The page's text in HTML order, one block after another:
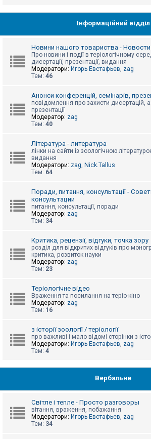
А
и
т
П
м
о
г
Інформаційний відділ
Новини нашого товариства -
Про новини і події в теріологічному
дисертації, презентації, видання
Модератори: Игорь Евстафьев, zag
Тем: 46
Анонси конференцій, семінарів,
повідомлення про захисти дисертацій,
презентації
Модератор: zag
Тем: 40
Література - литература
лінки на сайти із зоологічною
видання
Модератори: zag, Nick.Tallus
Тем: 64
Поради, питання, консультації -
консультации
питання, консультації, поради
Модератор: zag
Тем: 34
Критика, рецензії, відгуки, точка зору
розділ для відкритих відгуків про
критика, розвиток науки
Модератор: zag
Тем: 23
Теріологічне відео
Враження та посилання на теріо-кіно
Модератор: zag
Тем: 16
з історії зоології / теріології
про важливі і мало відомі сторінки з
Модератори: Игорь Евстафьев, zag
Тем: 4
Вербальне
Світле і тепле - Просто разговоры
вітання, враження, побажання
Модератори: Игорь Евстафьев, zag
Тем: 34